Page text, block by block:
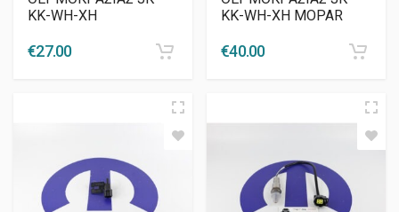
KK-WH-XH
€27.00
KK-WH-XH MOPAR
€40.00